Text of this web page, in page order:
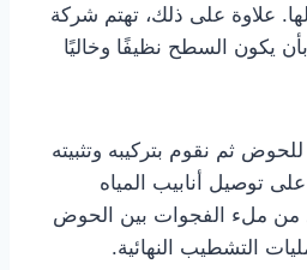
علاوة على ذلك، تهتم شركة
يكون السطح نظيفًا وخاليًا
ثم نقوم بتركيبه وتثبيته
توصيل أنابيب المياه
من ملء الفجوات بين الحوض
التشطيب النهائية.